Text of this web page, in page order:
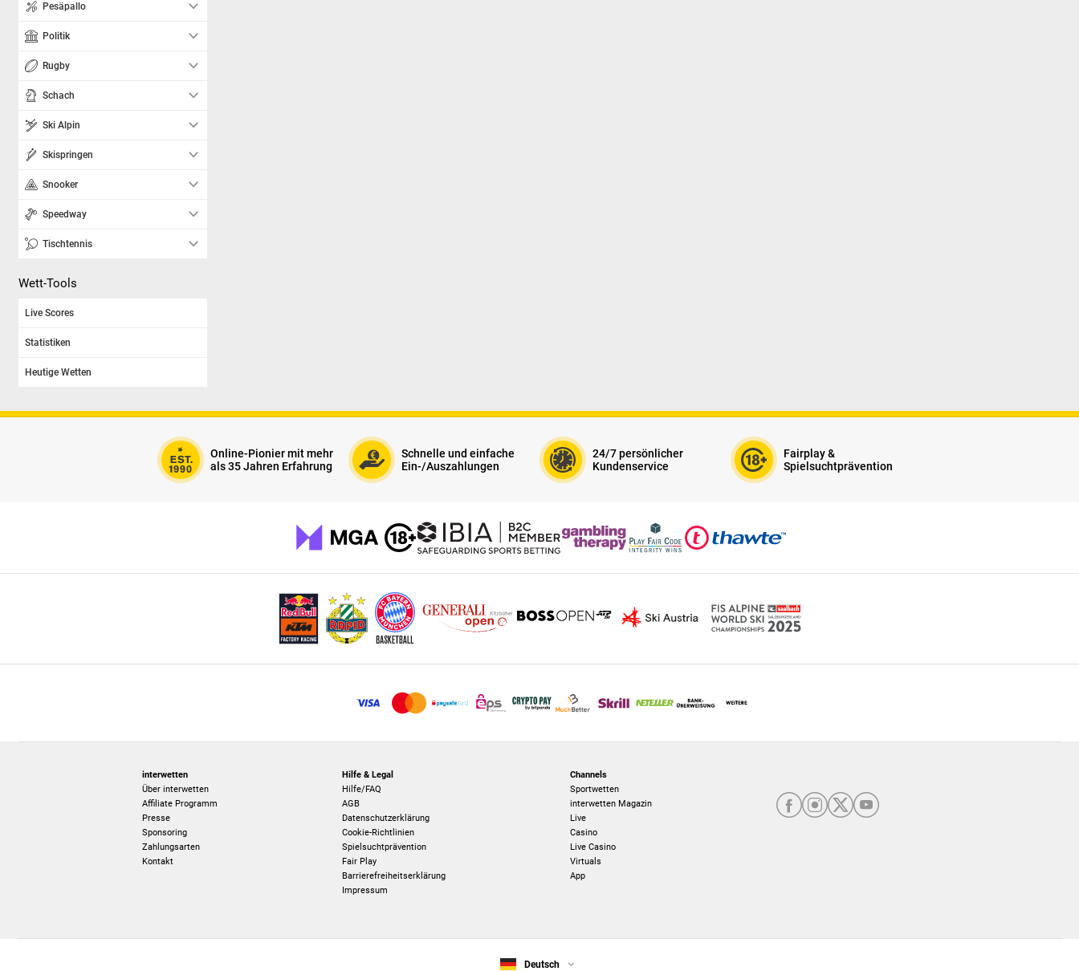
Pesäpallo
Politik
Rugby
Schach
Ski Alpin
Skispringen
Snooker
Speedway
Tischtennis
Wett-Tools
Live Scores
Statistiken
Heutige Wetten
Online-Pionier mit mehr
als 35 Jahren Erfahrung
Schnelle und einfache
Ein-/Auszahlungen
24/7 persönlicher
Kundenservice
Fairplay &
Spielsuchtprävention
interwetten
Über interwetten
Affiliate Programm
Presse
Sponsoring
Zahlungsarten
Kontakt
Hilfe & Legal
Hilfe/FAQ
AGB
Datenschutzerklärung
Cookie-Richtlinien
Spielsuchtprävention
Fair Play
Barrierefreiheitserklärung
Impressum
Channels
Sportwetten
interwetten Magazin
Live
Casino
Live Casino
Virtuals
App
Deutsch